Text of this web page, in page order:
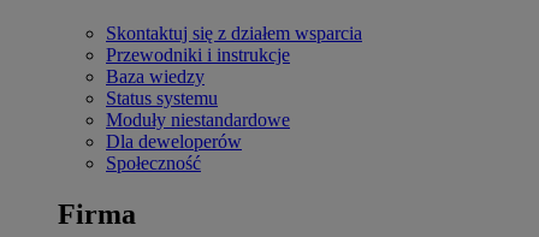
Skontaktuj się z działem wsparcia
Przewodniki i instrukcje
Baza wiedzy
Status systemu
Moduły niestandardowe
Dla deweloperów
Społeczność
Firma